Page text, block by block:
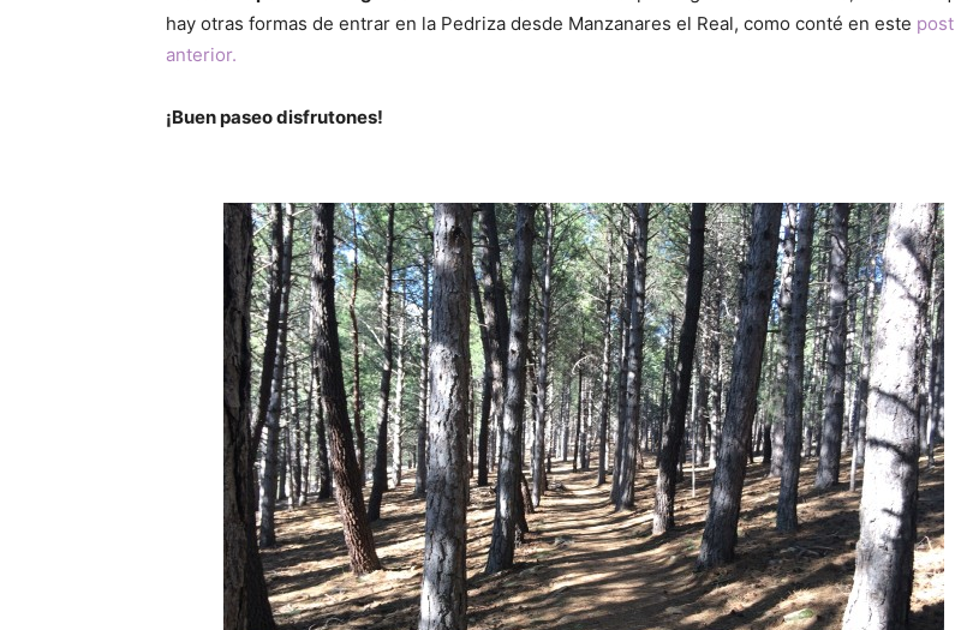
hay otras formas de entrar en la Pedriza desde Manzanares el Real, como conté en este post
anterior.
¡Buen paseo disfrutones!